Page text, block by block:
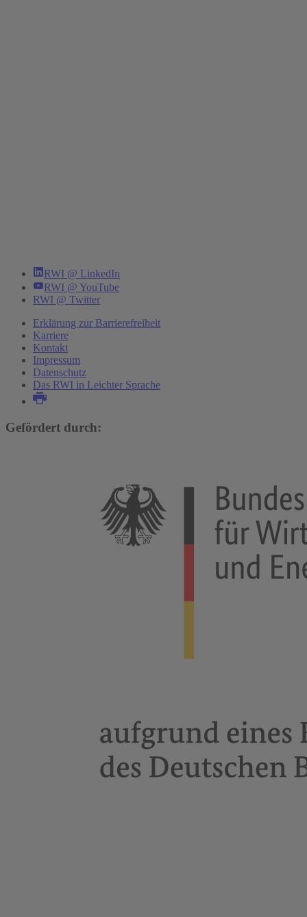
RWI @ LinkedIn
RWI @ YouTube
RWI @ Twitter
Erklärung zur Barrierefreiheit
Karriere
Kontakt
Impressum
Datenschutz
Das RWI in Leichter Sprache
Gefördert durch: